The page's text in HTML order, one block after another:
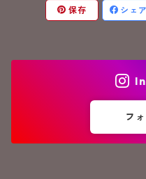
保存 シェア
フ